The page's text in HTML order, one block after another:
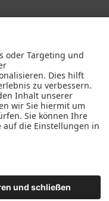
9005, matt
Attersee |
| 3 LA 257 x 257
Black Line